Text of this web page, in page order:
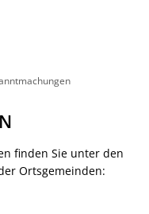
der Verwaltung
finden Sie unter den
Ortsgemeinden: